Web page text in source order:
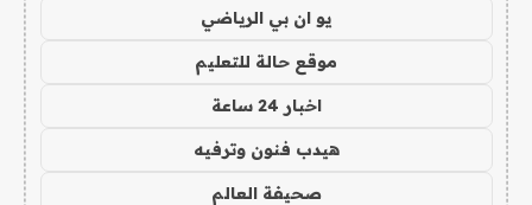
يو ان بي الرياضي
موقع حالة للتعليم
اخبار 24 ساعة
هيدب فنون وترفيه
صحيفة العالم